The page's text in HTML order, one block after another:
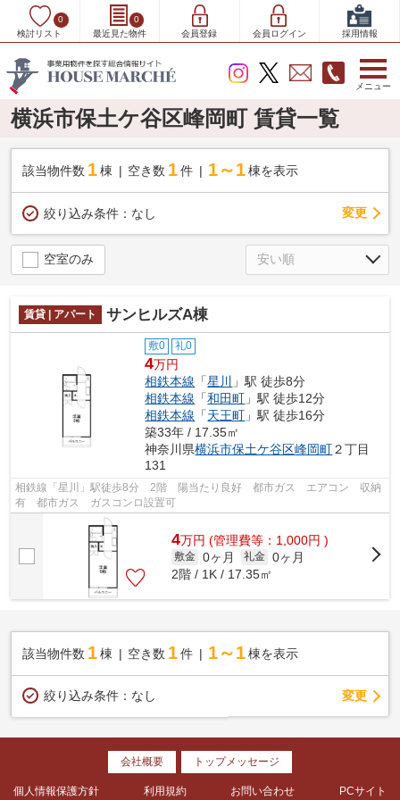
検討リスト
0
最近見た物件
0
会員登録
会員ログイン 採用情報
メニュー
横浜市保土ケ谷区峰岡町 賃貸一覧
該当物件数 1棟 空き数 1 件 1～1 棟を表示
絞り込み条件： なし 変更
空室のみ
賃貸 | アパート サンヒルズA棟
敷0 礼0
4万円
相鉄本線 「星川
」駅 徒歩8分
相鉄本線 「和田町 」駅 徒歩12分
相鉄本線 「天王町 」駅 徒歩16分
築33年 / 17.35㎡
神奈川県横浜市保土ケ谷区峰岡町２丁目
131
相鉄線「星川」駅徒歩8分 2階 陽当たり良好 都市ガス エアコン 収納
有 都市ガス ガスコンロ設置可
4万円 (管理費等：1,000円 )
敷金 0ヶ月 礼金 0ヶ月
2階 / 1K / 17.35㎡
該当物件数 1棟 空き数 1 件 1～1 棟を表示
絞り込み条件： なし 変更
会社概要 トップメッセージ
個人情報保護方針 利用規約 お問い合わせ PCサイト